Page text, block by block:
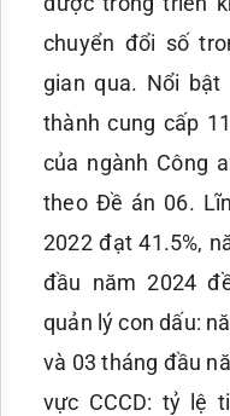
chuyển đổi số
gian qua. Nổi
thành cung cấp
của ngành Công
theo Đề án 06.
2022 đạt 41.5%,
đầu năm 2024
quản lý con dấu:
và 03 tháng đầu
vực CCCD: tỷ lệ